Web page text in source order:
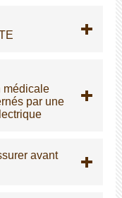
médicale
par une
avant